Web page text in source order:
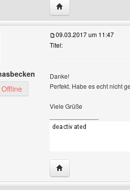
Website dieses
Benutzer-Profile anzeigen
Offline
09.03.2017 um 11:47
Titel:
Danke!
Perfekt. Habe es echt nicht
Viele Grüße
Website dieses